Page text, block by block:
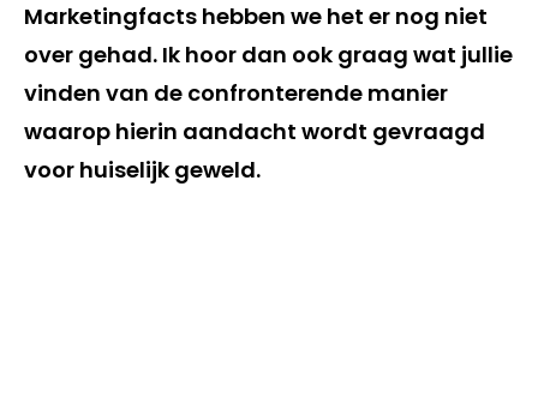
Marketingfacts hebben we het er nog niet
over gehad. Ik hoor dan ook graag wat jullie
vinden van de confronterende manier
waarop hierin aandacht wordt gevraagd
voor huiselijk geweld.